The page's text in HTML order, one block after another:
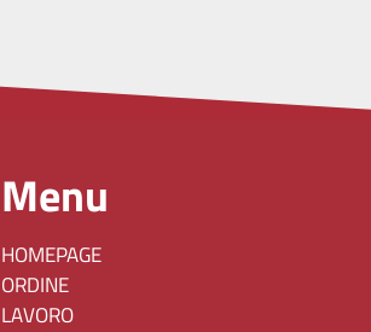
Menu
HOMEPAGE
ORDINE
LAVORO